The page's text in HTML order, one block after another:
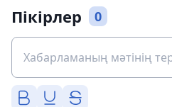
Пікірлер 0